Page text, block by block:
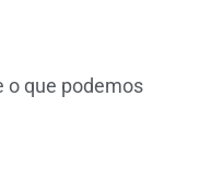
o que podemos